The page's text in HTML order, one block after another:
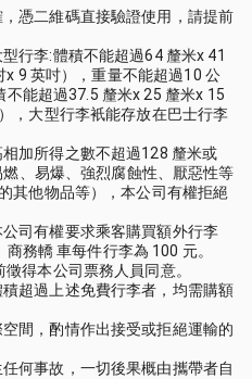
憑二維碼直接驗證使用，請提前
行李:體積不能超過64 釐米x 41
9 英吋），重量不能超過10 公
能超過37.5 釐米x 25 釐米x 15
，大型行李衹能存放在巴士行李
加所得之數不超過128 釐米或
、易爆、強烈腐蝕性、厭惡性等
其他物品等），本公司有權拒絕
司有權要求乘客購買額外行李
務轎 車每件行李為 100 元。
得本公司票務人員同意。
超過上述免費行李者，均需購額
間，酌情作出接受或拒絕運輸的
何事故，一切後果概由攜帶者自